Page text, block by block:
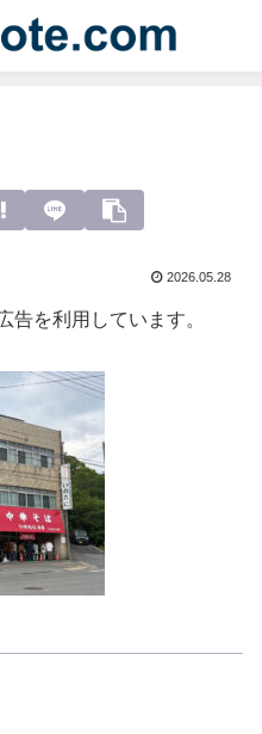
2026.05.28
を利用しています。